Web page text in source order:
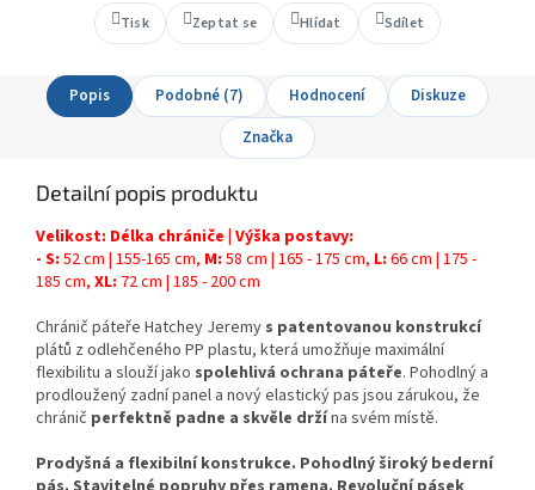
Tisk Zeptat se Hlídat Sdílet
Popis Podobné (7) Hodnocení
Diskuze
Značka
Detailní popis produktu
Velikost: Délka chrániče | Výška postavy:
- S: 52 cm | 155-165 cm, M: 58 cm | 165 - 175 cm, L: 66 cm | 175 -
185 cm, XL: 72 cm | 185 - 200 cm
Chránič páteře Hatchey Jeremy s patentovanou konstrukcí
plátů z odlehčeného PP plastu, která umožňuje maximální
flexibilitu a slouží jako spolehlivá ochrana páteře. Pohodlný a
prodloužený zadní panel a nový elastický pas jsou zárukou, že
chránič perfektně padne a skvěle držína svém místě.
Prodyšná a flexibilní konstrukce. Pohodlný široký bederní